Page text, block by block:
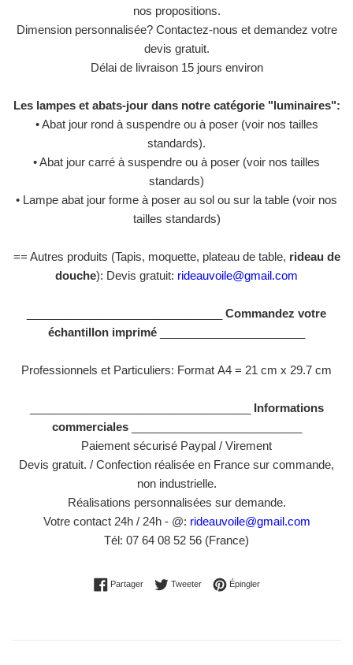
nos propositions.
Dimension personnalisée? Contactez-nous et demandez votre
devis gratuit.
Délai de livraison 15 jours environ
Les lampes et abats-jour dans notre catégorie "luminaires":
• Abat jour rond à suspendre ou à poser (voir nos tailles
standards).
• Abat jour carré à suspendre ou à poser (voir nos tailles
standards)
• Lampe abat jour forme à poser au sol ou sur la table (voir nos
tailles standards)
== Autres produits (Tapis, moquette, plateau de table, rideau de
douche): Devis gratuit: rideauvoile@gmail.com
Commandez votre
échantillon imprimé
Professionnels et Particuliers: Format A4 = 21 cm x 29.7 cm
Informations
commerciales___________________________
Paiement sécurisé Paypal / Virement
Devis gratuit. / Confection réalisée en France sur commande,
non industrielle.
Réalisations personnalisées sur demande.
Votre contact 24h / 24h - @: rideauvoile@gmail.com
Tél: 07 64 08 52 56 (France)
PartagerPartager sur Facebook
TweeterTweeter sur Twitter
ÉpinglerÉpingler sur Pinterest